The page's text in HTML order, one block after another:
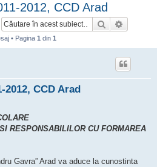
2012, CCD Arad
Căutare
• Pagina 1 din 1
2012, CCD Arad
RESPONSABILILOR CU FORMAREA
Gavra” Arad va aduce la cunostinta